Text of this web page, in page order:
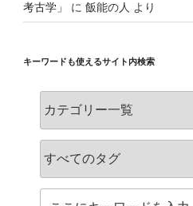
考古学」
に 飯能の人 より
キーワードも使えるサイト内検索